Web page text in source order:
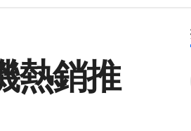
熱銷推